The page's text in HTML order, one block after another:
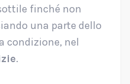
finché non
una parte dello
condizione, nel
.